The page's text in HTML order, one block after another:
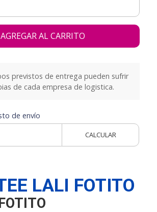
AGREGAR AL CARRITO
previstos de entrega pueden sufrir
de cada empresa de logistica.
de envío
CALCULAR
LALI FOTITO